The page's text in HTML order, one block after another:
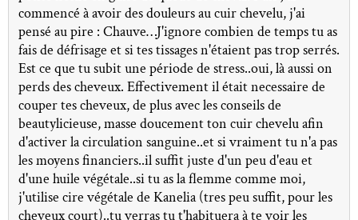
commencé à avoir des douleurs au cuir chevelu, j'ai
pensé au pire : Chauve…J'ignore combien de temps tu as
fais de défrisage et si tes tissages n'étaient pas trop serrés.
Est ce que tu subit une période de stress..oui, là aussi on
perds des cheveux. Effectivement il était necessaire de
couper tes cheveux, de plus avec les conseils de
beautylicieuse, masse doucement ton cuir chevelu afin
d'activer la circulation sanguine..et si vraiment tu n'a pas
les moyens financiers..il suffit juste d'un peu d'eau et
d'une huile végétale..si tu as la flemme comme moi,
j'utilise cire végétale de Kanelia (tres peu suffit, pour les
cheveux court)..tu verras tu t'habituera à te voir les